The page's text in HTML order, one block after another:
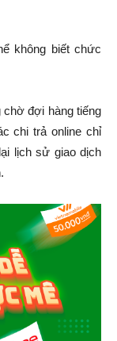
không biết chức
chờ đợi hàng tiếng
chi trả online chỉ
lịch sử giao dịch